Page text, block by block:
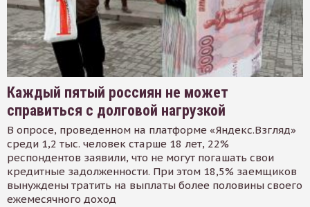
Каждый пятый россиян не может
справиться с долговой нагрузкой
В опросе, проведенном на платформе «Яндекс.Взгляд»
среди 1,2 тыс. человек старше 18 лет, 22%
респондентов заявили, что не могут погашать свои
кредитные задолженности. При этом 18,5% заемщиков
вынуждены тратить на выплаты более половины своего
ежемесячного доход